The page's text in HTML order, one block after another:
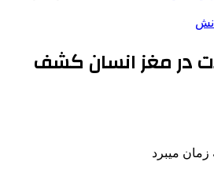
در مغز انسان کشف